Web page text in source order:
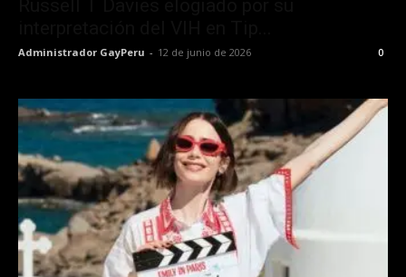
Administrador GayPeru - 12 de junio de 2026 0